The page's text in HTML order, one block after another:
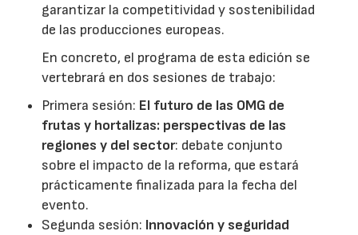
garantizar la competitividad y sostenibilidad
de las producciones europeas.
En concreto, el programa de esta edición se
vertebrará en dos sesiones de trabajo:
Primera sesión: El futuro de las OMG de
frutas y hortalizas: perspectivas de las
regiones y del sector: debate conjunto
sobre el impacto de la reforma, que estará
prácticamente finalizada para la fecha del
evento.
Segunda sesión: Innovación y seguridad